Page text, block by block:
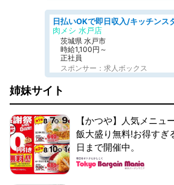
肉メシ 水戸店
茨城県 水戸市
時給1,100円～
正社員
スポンサー：求人ボックス
姉妹サイト
【かつや】人気メニュ
飯大盛り無料!お得すぎ
日まで開催中。